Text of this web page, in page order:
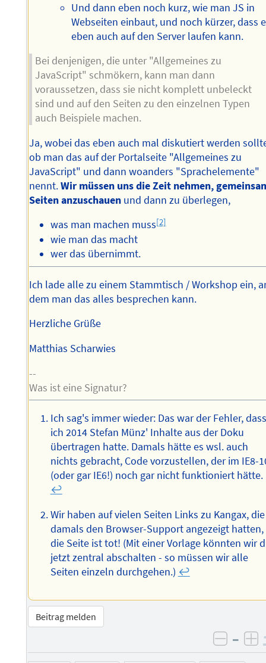
Und dann eben noch kurz, wie man JS in
Webseiten einbaut, und noch kürzer, dass
eben auch auf den Server laufen kann.
Bei denjenigen, die unter "Allgemeines zu
JavaScript" schmökern, kann man dann
voraussetzen, dass sie nicht komplett unbeleckt
sind und auf den Seiten zu den einzelnen Typen
auch Beispiele machen.
Ja, wobei das eben auch mal diskutiert werden
ob man das auf der Portalseite "Allgemeines zu
JavaScript" und dann woanders "Sprachelemente"
nennt.Wir müssen uns die Zeit nehmen,
Seiten anzuschauen und dann zu überlegen,
was man machen muss[2]
wie man das macht
wer das übernimmt.
Ich lade alle zu einem Stammtisch / Workshop ein,
dem man das alles besprechen kann.
Herzliche Grüße
Matthias Scharwies
--
Was ist eine Signatur?
Ich sag's immer wieder: Das war der Fehler, dass
ich 2014 Stefan Münz' Inhalte aus der Doku
übertragen hatte. Damals hätte es wsl. auch
nichts gebracht, Code vorzustellen, der im IE8-
(oder gar IE6!) noch gar nicht funktioniert hätte.
↩︎
Wir haben auf vielen Seiten Links zu Kangax, die
damals den Browser-Support angezeigt hatten,
die Seite ist tot! (Mit einer Vorlage könnten wir
jetzt zentral abschalten - so müssen wir alle
Seiten einzeln durchgehen.) ↩︎
Beitrag melden
–